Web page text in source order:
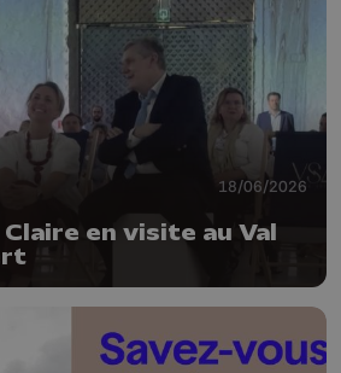
18/06/2026
en visite au Val